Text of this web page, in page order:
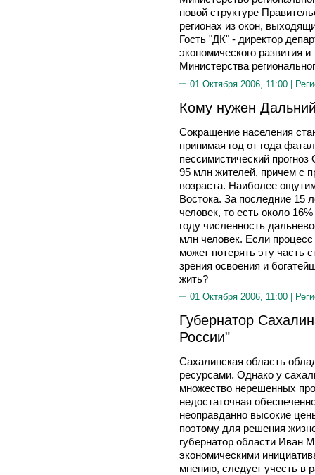
новой структуре
регионах из окон,
Гость "ДК" - директор
экономического развития
Министерства
01 Октября 2006, 11:00 |
Кому нужен
Сокращение населения
принимая год от года
пессимистический
95 млн жителей, причем с
возраста. Наиболее
Востока. За последние 15
человек, то есть около
году численность
млн человек. Если
может потерять эту часть
зрения освоения и
жить?
01 Октября 2006, 11:00 |
Губернатор
России"
Сахалинская область
ресурсами. Однако у
множество нерешенных
недостаточная
неоправданно высокие
поэтому для решения
губернатор области
экономическими
мнению, следует учесть в